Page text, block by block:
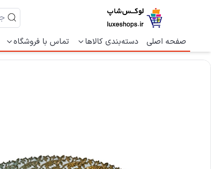
صفحه اصلی دسته‌بندی کالاها تماس با فروشگاه